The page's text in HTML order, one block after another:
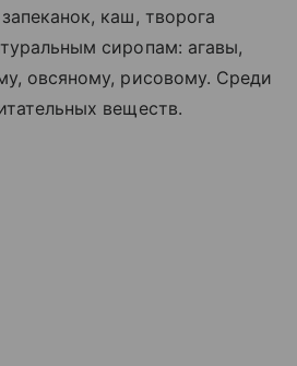
каш, творога
сиропам: агавы,
овсяному, рисовому. Среди
веществ.